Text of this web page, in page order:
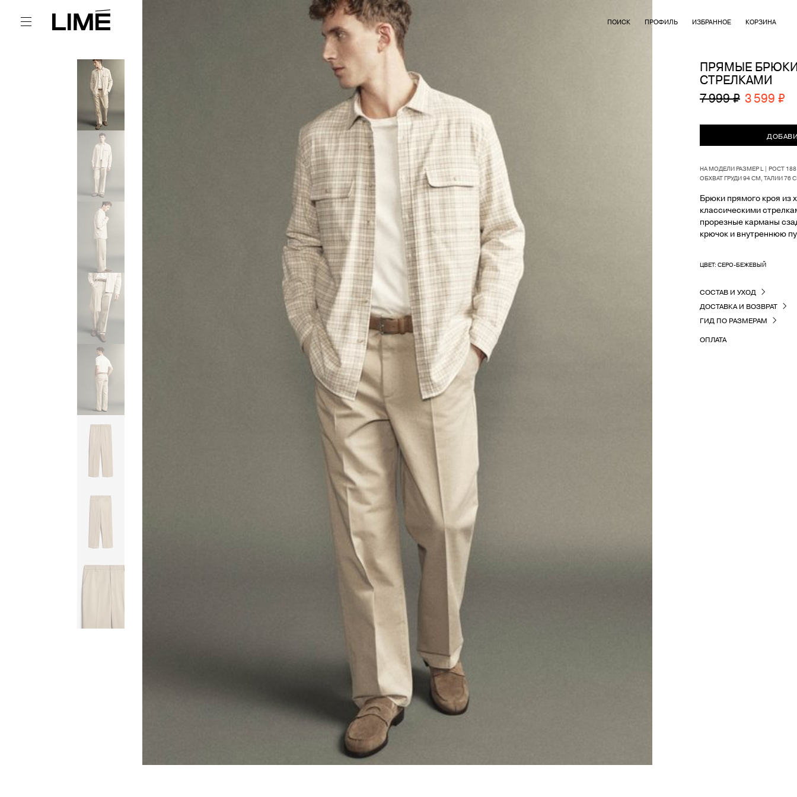
ПОИСК ПРОФИЛЬ ИЗБРАННОЕ КОРЗИНА
ПРЯМЫЕ
СТРЕЛКАМИ
7 999 ₽ 3 599 ₽
НА МОДЕЛИ РАЗМЕР L | РОСТ
ОБХВАТ ГРУДИ 94 СМ, ТАЛИИ 76
Брюки прямого кроя из
классическими
прорезные карманы
крючок и внутреннюю
ЦВЕТ: СЕРО-БЕЖЕВЫЙ
СОСТАВ И УХОД
ДОСТАВКА И ВОЗВРАТ
ГИД ПО РАЗМЕРАМ
ОПЛАТА